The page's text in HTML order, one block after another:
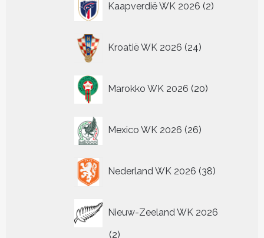
Kaapverdië WK 2026 2
producten
Kroatië WK 2026 24
producten
Marokko WK 2026 20
producten
Mexico WK 2026 26
producten
Nederland WK 2026 38
producten
Nieuw-Zeeland WK 2026
22